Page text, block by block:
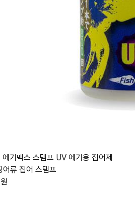
에기맥스 스탬프 UV 에기용 집어제
어류 집어 스탬프
원